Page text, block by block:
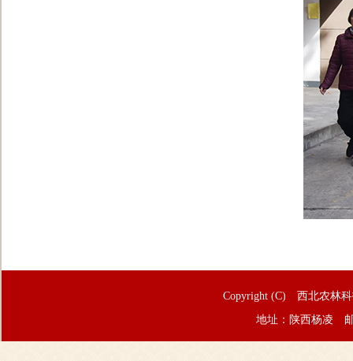
Copyright (C) 西北农林
地址：陕西杨凌